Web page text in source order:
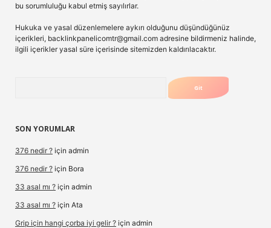
bu sorumluluğu kabul etmiş sayılırlar.
Hukuka ve yasal düzenlemelere aykırı olduğunu düşündüğünüz
içerikleri, backlinkpanelicomtr@gmail.com adresine bildirmeniz halinde,
ilgili içerikler yasal süre içerisinde sitemizden kaldırılacaktır.
SON YORUMLAR
376 nedir ? için admin
376 nedir ? için Bora
33 asal mı ? için admin
33 asal mı ? için Ata
Grip için hangi çorba iyi gelir ? için admin